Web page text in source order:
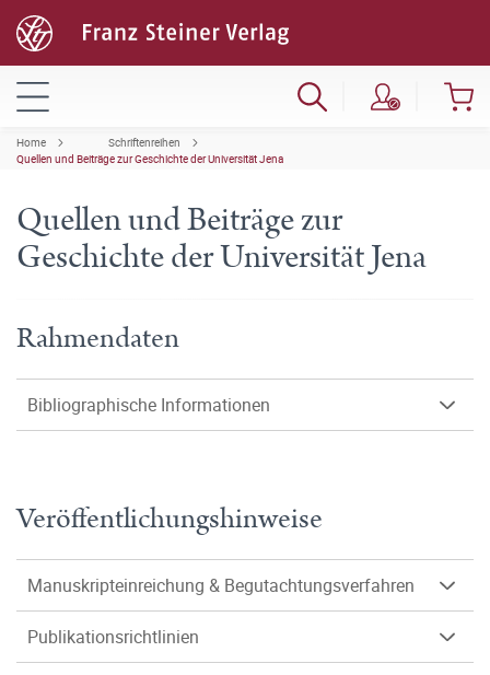
Home
Schriftenreihen
Quellen und Beiträge zur Geschichte der Universität Jena
Quellen und Beiträge zur
Geschichte der Universität Jena
Rahmendaten
Bibliographische Informationen
Veröffentlichungshinweise
Manuskripteinreichung & Begutachtungsverfahren
Publikationsrichtlinien